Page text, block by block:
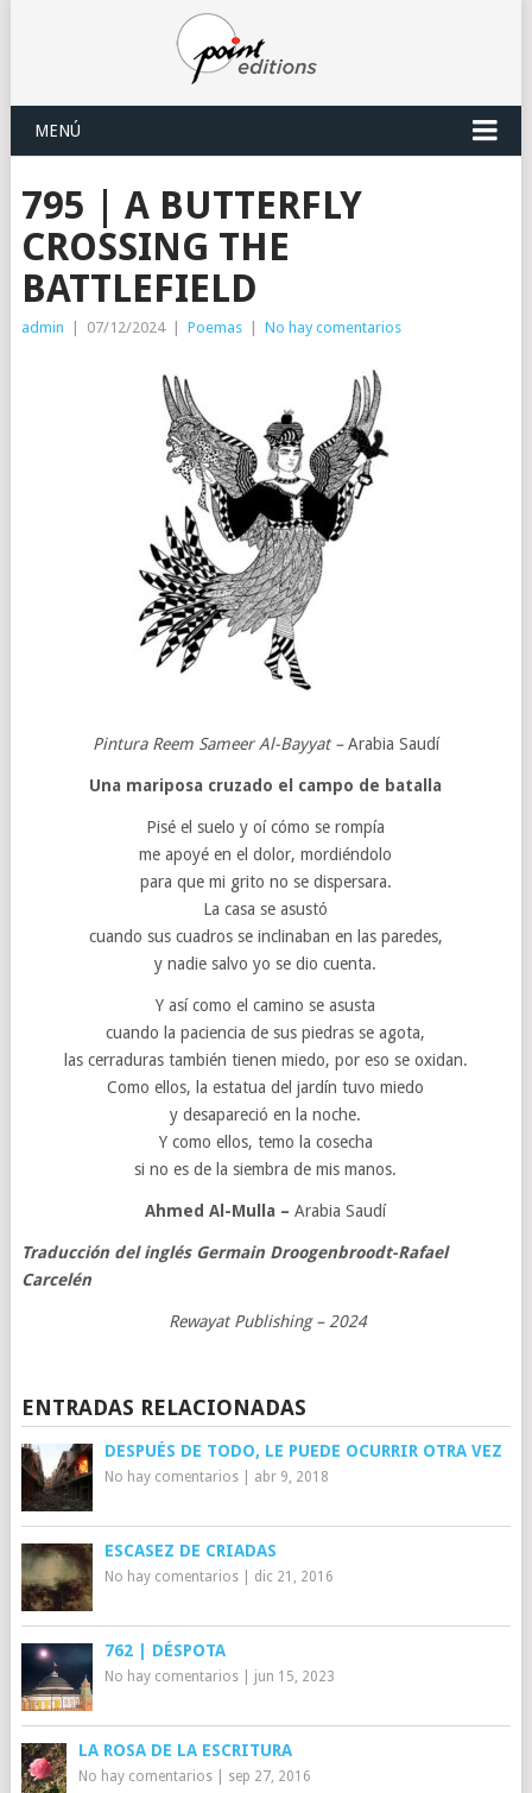
MENÚ
795 | A BUTTERFLY
CROSSING THE
BATTLEFIELD
admin 07/12/2024 Poemas No hay comentarios
Pintura Reem Sameer Al-Bayyat –Arabia Saudí
Una mariposa cruzado el campo de batalla
Pisé el suelo y oí cómo se rompía
me apoyé en el dolor, mordiéndolo
para que mi grito no se dispersara.
La casa se asustó
cuando sus cuadros se inclinaban en las paredes,
y nadie salvo yo se dio cuenta.
Y así como el camino se asusta
cuando la paciencia de sus piedras se agota,
las cerraduras también tienen miedo, por eso se oxidan.
Como ellos, la estatua del jardín tuvo miedo
y desapareció en la noche.
Y como ellos, temo la cosecha
si no es de la siembra de mis manos.
Ahmed Al-Mulla –Arabia Saudí
Traducción del inglés Germain Droogenbroodt-Rafael
Carcelén
Rewayat Publishing – 2024
ENTRADAS RELACIONADAS
DESPUÉS DE TODO, LE PUEDE OCURRIR OTRA VEZ
No hay comentarios| abr 9, 2018
ESCASEZ DE CRIADAS
No hay comentarios| dic 21, 2016
762 | DÉSPOTA
No hay comentarios| jun 15, 2023
LA ROSA DE LA ESCRITURA
No hay comentarios| sep 27, 2016